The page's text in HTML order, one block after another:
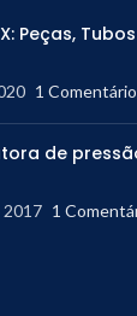
Peças,
1 Comentário
de
2017 1